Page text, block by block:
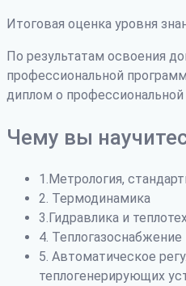
Итоговая оценка уровня
По результатам освоения
профессиональной
диплом о профессиональной
Чему вы
1.Метрология,
2. Термодинамика
3.Гидравлика и
4.
5. Автоматическое
теплогенерирующих